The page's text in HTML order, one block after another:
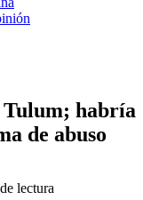
Tulum; habría
de abuso
lectura